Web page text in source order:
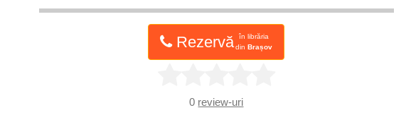
Rezervă
în librăria
dinBrașov
0 review-uri